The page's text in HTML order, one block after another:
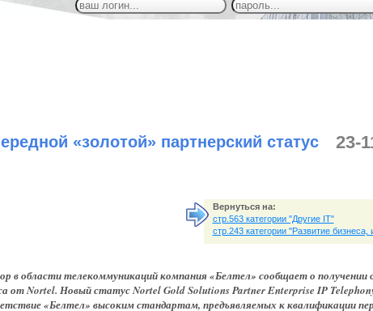
«золотой» партнерский статус
23-
Вернуться на:
стр.563 категории "Другие IT"
стр.243 категории "Развитие бизнеса,
в области телекоммуникаций компания «Белтел» сообщает о получении
от Nortel. Новый статус Nortel Gold Solutions Partner Enterprise IP
«Белтел» высоким стандартам, предъявляемых к квалификации